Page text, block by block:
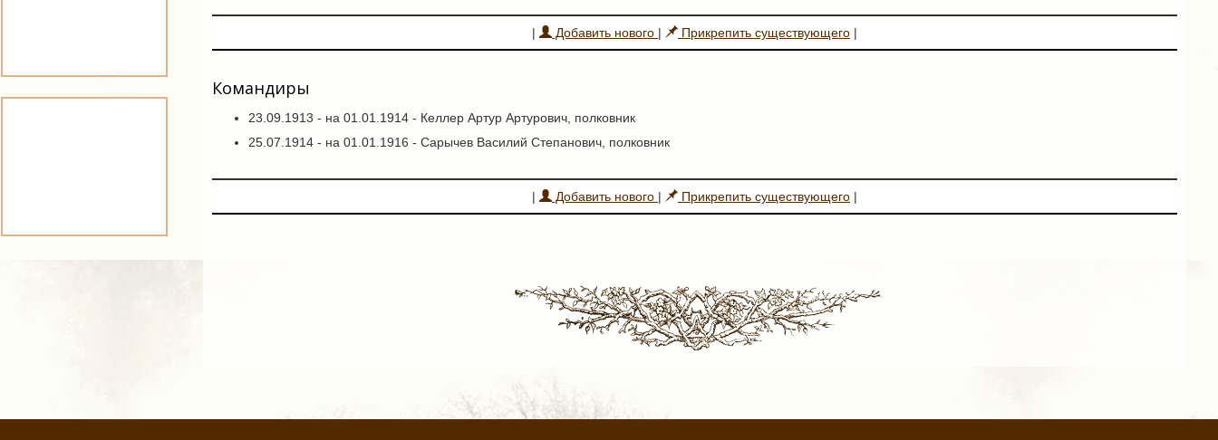
| Добавить нового | Прикрепить существующего |
Командиры
23.09.1913 - на 01.01.1914 - Келлер Артур Артурович, полковник
25.07.1914 - на 01.01.1916 - Сарычев Василий Степанович, полковник
| Добавить нового | Прикрепить существующего |